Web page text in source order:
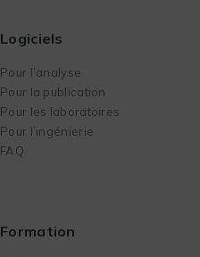
Logiciels
Pour l’analyse
Pour la publication
Pour les laboratoires
Pour l’ingénierie
FAQ
Formation